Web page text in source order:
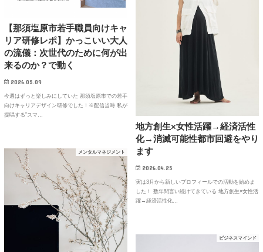
【那須塩原市若手職員向けキャ
リア研修レポ】かっこいい大人
の流儀：次世代のために何が出
来るのか？で動く
2026.05.09
今週はずっと楽しみにしていた 那須塩原市での若手
向けキャリアデザイン研修でした！※配信当時 私が
提唱する”スマ…
地方創生×女性活躍→経済活性
化→消滅可能性都市回避をやり
ます
2026.04.25
実は3月から新しいプロフィールでの活動を始めま
した！ 数年間言い続けてきている 地方創生×女性活
躍→経済活性化…
メンタルマネジメント
ビジネスマインド